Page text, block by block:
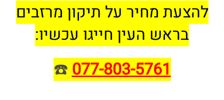
להצעת מחיר על תיקון מרזבים
בראש העין חייגו עכשיו:
077-803-5761
☎️